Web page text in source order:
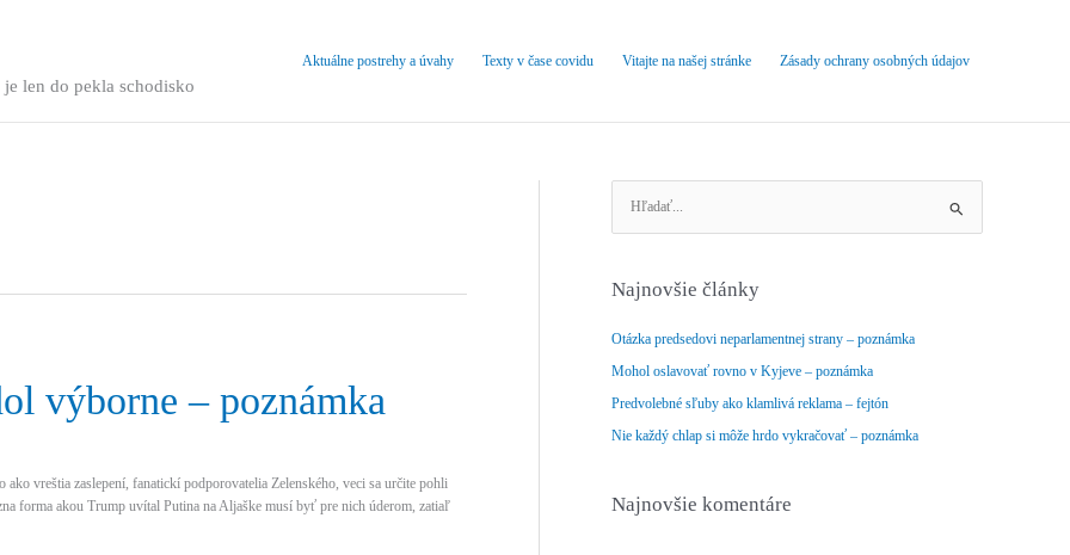
len do pekla schodisko
Aktuálne postrehy a úvahy Texty v čase covidu Vitajte na našej stránke Zásady ochrany osobných údajov
výborne – poznámka
vreštia zaslepení, fanatickí podporovatelia Zelenského, veci sa určite pohli
forma akou Trump uvítal Putina na Aljaške musí byť pre nich úderom, zatiaľ
ľ
d
a
ť
Najnovšie články
Otázka predsedovi neparlamentnej strany – poznámka
Mohol oslavovať rovno v Kyjeve – poznámka
Predvolebné sľuby ako klamlivá reklama – fejtón
Nie každý chlap si môže hrdo vykračovať – poznámka
Najnovšie komentáre